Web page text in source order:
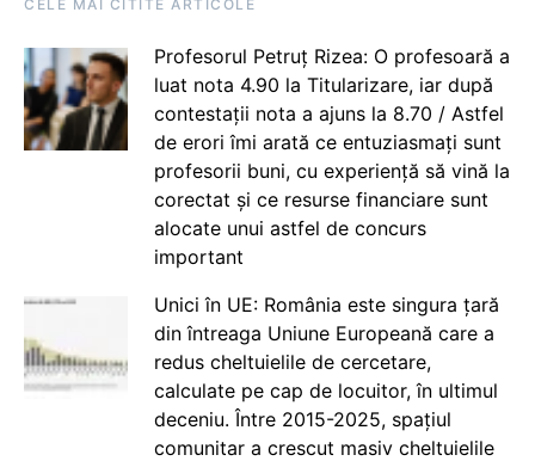
CELE MAI CITITE ARTICOLE
Profesorul Petruț Rizea: O profesoară a
luat nota 4.90 la Titularizare, iar după
contestații nota a ajuns la 8.70 / Astfel
de erori îmi arată ce entuziasmați sunt
profesorii buni, cu experiență să vină la
corectat și ce resurse financiare sunt
alocate unui astfel de concurs
important
Unici în UE: România este singura țară
din întreaga Uniune Europeană care a
redus cheltuielile de cercetare,
calculate pe cap de locuitor, în ultimul
deceniu. Între 2015-2025, spațiul
comunitar a crescut masiv cheltuielile